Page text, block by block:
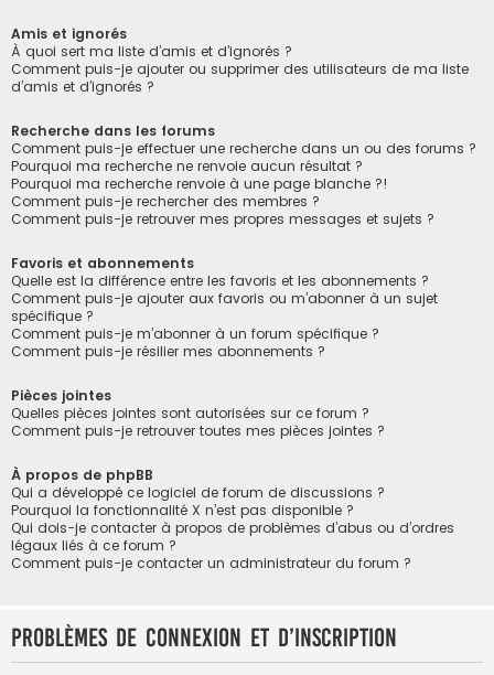
Amis et ignorés
À quoi sert ma liste d’amis et d’ignorés ?
Comment puis-je ajouter ou supprimer des utilisateurs de ma liste
d’amis et d’ignorés ?
Recherche dans les forums
Comment puis-je effectuer une recherche dans un ou des forums ?
Pourquoi ma recherche ne renvoie aucun résultat ?
Pourquoi ma recherche renvoie à une page blanche ?!
Comment puis-je rechercher des membres ?
Comment puis-je retrouver mes propres messages et sujets ?
Favoris et abonnements
Quelle est la différence entre les favoris et les abonnements ?
Comment puis-je ajouter aux favoris ou m’abonner à un sujet
spécifique ?
Comment puis-je m’abonner à un forum spécifique ?
Comment puis-je résilier mes abonnements ?
Pièces jointes
Quelles pièces jointes sont autorisées sur ce forum ?
Comment puis-je retrouver toutes mes pièces jointes ?
À propos de phpBB
Qui a développé ce logiciel de forum de discussions ?
Pourquoi la fonctionnalité X n’est pas disponible ?
Qui dois-je contacter à propos de problèmes d’abus ou d’ordres
légaux liés à ce forum ?
Comment puis-je contacter un administrateur du forum ?
Problèmes de connexion et d’inscription